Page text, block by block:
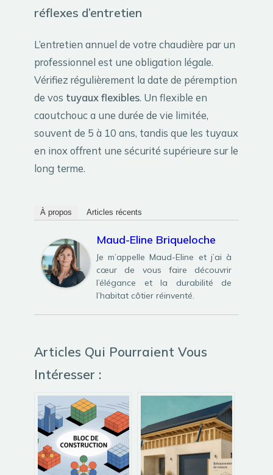
réflexes d’entretien
L’entretien annuel de votre chaudière par un
professionnel est une obligation légale.
Vérifiez régulièrement la date de péremption
de vos tuyaux flexibles. Un flexible en
caoutchouc a une durée de vie limitée,
souvent de 5 à 10 ans, tandis que les tuyaux
en inox offrent une sécurité supérieure sur le
long terme.
À propos Articles récents
Maud-Eline Briqueloche
Je m’appelle Maud-Eline et j’ai à
cœur de vous faire découvrir
l’élégance et la durabilité de
l’habitat côtier réinventé.
Articles Qui Pourraient Vous
Intéresser :